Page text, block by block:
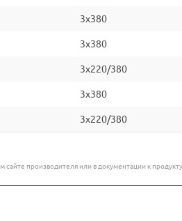
3x380
3x380
3x220/380
3x380
3x220/380
производителя или в документации к